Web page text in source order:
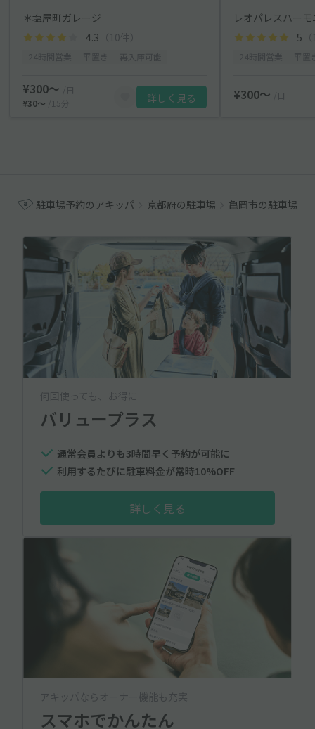
＊塩屋町ガレージ
4.3 （10件）
¥300〜
/日
¥30〜
/15分 詳しく見る
5
¥300〜 /日
駐車場予約のアキッパ 京都府の駐車場 亀岡市の駐車場
何回使っても、お得に
バリュープラス
通常会員よりも3時間早く予約が可能に
利用するたびに駐車料金が常時10%OFF
詳しく見る
アキッパならオーナー機能も充実
スマホでかんたん